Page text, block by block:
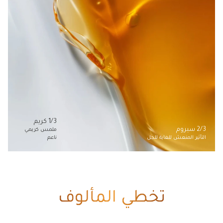
1/3 كريم
ملمس كريمي
ناعم
2/3 سيروم
التأثير المنعش للغاية للجل
تخطي المألوف